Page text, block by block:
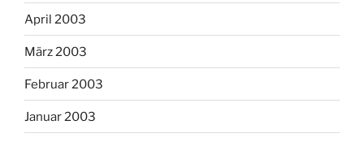
April 2003
März 2003
Februar 2003
Januar 2003